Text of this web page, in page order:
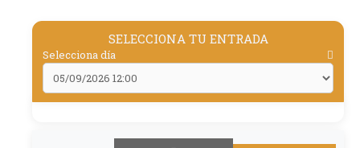
SELECCIONA TU ENTRADA
Selecciona día